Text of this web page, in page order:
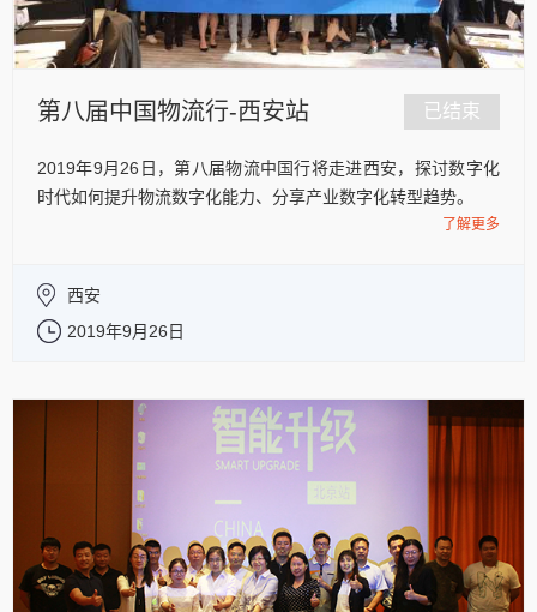
第八届中国物流行-西安站 已结束
2019年9月26日，第八届物流中国行将走进西安，探讨数字化
时代如何提升物流数字化能力、分享产业数字化转型趋势。
了解更多
西安
2019年9月26日